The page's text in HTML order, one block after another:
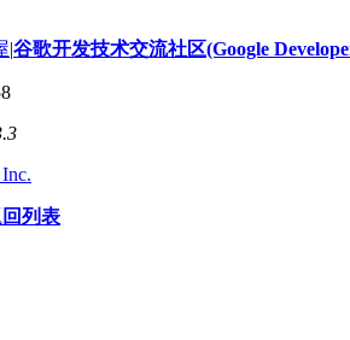
|谷歌开发技术交流社区(Google
列表